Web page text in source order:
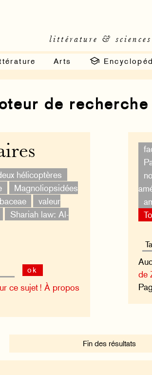
littérature & sciences
Arts
de
de
hélicoptères
Magnoliopsidées
valeur
Shariah law: Al-
ok
ce sujet ! À propos
Fin des résultats